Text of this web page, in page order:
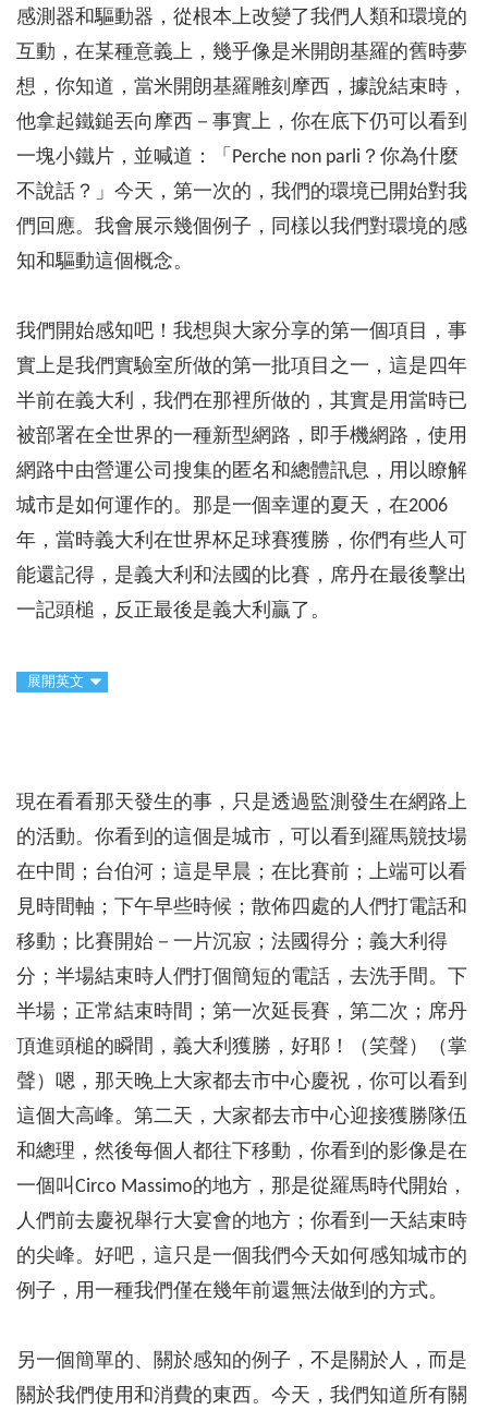
感測器和驅動器，從根本上改變了我們人類和環境的
互動，在某種意義上，幾乎像是米開朗基羅的舊時夢
想，你知道，當米開朗基羅雕刻摩西，據說結束時，
他拿起鐵鎚丟向摩西－事實上，你在底下仍可以看到
一塊小鐵片，並喊道：「Perche non parli？你為什麼
不說話？」今天，第一次的，我們的環境已開始對我
們回應。我會展示幾個例子，同樣以我們對環境的感
知和驅動這個概念。
我們開始感知吧！我想與大家分享的第一個項目，事
實上是我們實驗室所做的第一批項目之一，這是四年
半前在義大利，我們在那裡所做的，其實是用當時已
被部署在全世界的一種新型網路，即手機網路，使用
網路中由營運公司搜集的匿名和總體訊息，用以瞭解
城市是如何運作的。那是一個幸運的夏天，在2006
年，當時義大利在世界杯足球賽獲勝，你們有些人可
能還記得，是義大利和法國的比賽，席丹在最後擊出
一記頭槌，反正最後是義大利贏了。
展開英文
現在看看那天發生的事，只是透過監測發生在網路上
的活動。你看到的這個是城市，可以看到羅馬競技場
在中間；台伯河；這是早晨；在比賽前；上端可以看
見時間軸；下午早些時候；散佈四處的人們打電話和
移動；比賽開始－一片沉寂；法國得分；義大利得
分；半場結束時人們打個簡短的電話，去洗手間。下
半場；正常結束時間；第一次延長賽，第二次；席丹
頂進頭槌的瞬間，義大利獲勝，好耶！（笑聲）（掌
聲）嗯，那天晚上大家都去市中心慶祝，你可以看到
這個大高峰。第二天，大家都去市中心迎接獲勝隊伍
和總理，然後每個人都往下移動，你看到的影像是在
一個叫Circo Massimo的地方，那是從羅馬時代開始，
人們前去慶祝舉行大宴會的地方；你看到一天結束時
的尖峰。好吧，這只是一個我們今天如何感知城市的
例子，用一種我們僅在幾年前還無法做到的方式。
另一個簡單的、關於感知的例子，不是關於人，而是
關於我們使用和消費的東西。今天，我們知道所有關